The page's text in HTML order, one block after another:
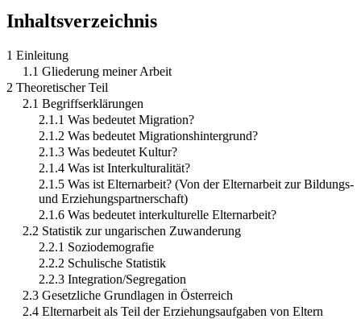
Inhaltsverzeichnis
1 Einleitung
1.1 Gliederung meiner Arbeit
2 Theoretischer Teil
2.1 Begriffserklärungen
2.1.1 Was bedeutet Migration?
2.1.2 Was bedeutet Migrationshintergrund?
2.1.3 Was bedeutet Kultur?
2.1.4 Was ist Interkulturalität?
2.1.5 Was ist Elternarbeit? (Von der Elternarbeit zur Bildungs-
und Erziehungspartnerschaft)
2.1.6 Was bedeutet interkulturelle Elternarbeit?
2.2 Statistik zur ungarischen Zuwanderung
2.2.1 Soziodemografie
2.2.2 Schulische Statistik
2.2.3 Integration/Segregation
2.3 Gesetzliche Grundlagen in Österreich
2.4 Elternarbeit als Teil der Erziehungsaufgaben von Eltern